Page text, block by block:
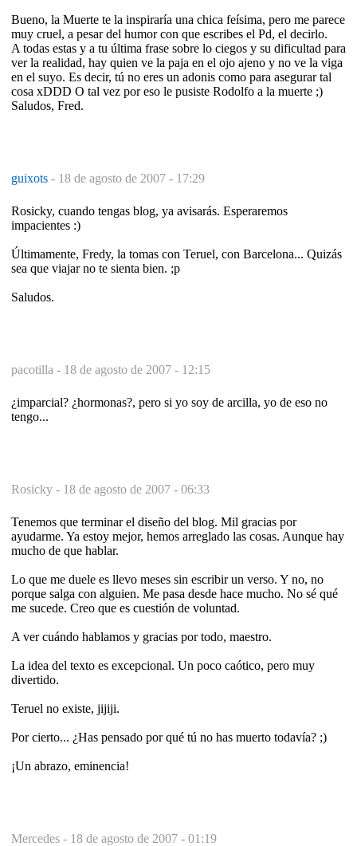
Bueno, la Muerte te la inspiraría una chica feísima, pero me parece
muy cruel, a pesar del humor con que escribes el Pd, el decirlo.
A todas estas y a tu última frase sobre lo ciegos y su dificultad para
ver la realidad, hay quien ve la paja en el ojo ajeno y no ve la viga
en el suyo. Es decir, tú no eres un adonis como para asegurar tal
cosa xDDD O tal vez por eso le pusiste Rodolfo a la muerte ;)
Saludos, Fred.
guixots - 18 de agosto de 2007 - 17:29
Rosicky, cuando tengas blog, ya avisarás. Esperaremos
impacientes :)
Últimamente, Fredy, la tomas con Teruel, con Barcelona... Quizás
sea que viajar no te sienta bien. ;p
Saludos.
pacotilla - 18 de agosto de 2007 - 12:15
¿imparcial? ¿hormonas?, pero si yo soy de arcilla, yo de eso no
tengo...
Rosicky - 18 de agosto de 2007 - 06:33
Tenemos que terminar el diseño del blog. Mil gracias por
ayudarme. Ya estoy mejor, hemos arreglado las cosas. Aunque hay
mucho de que hablar.
Lo que me duele es llevo meses sin escribir un verso. Y no, no
porque salga con alguien. Me pasa desde hace mucho. No sé qué
me sucede. Creo que es cuestión de voluntad.
A ver cuándo hablamos y gracias por todo, maestro.
La idea del texto es excepcional. Un poco caótico, pero muy
divertido.
Teruel no existe, jijiji.
Por cierto... ¿Has pensado por qué tú no has muerto todavía? ;)
¡Un abrazo, eminencia!
Mercedes - 18 de agosto de 2007 - 01:19